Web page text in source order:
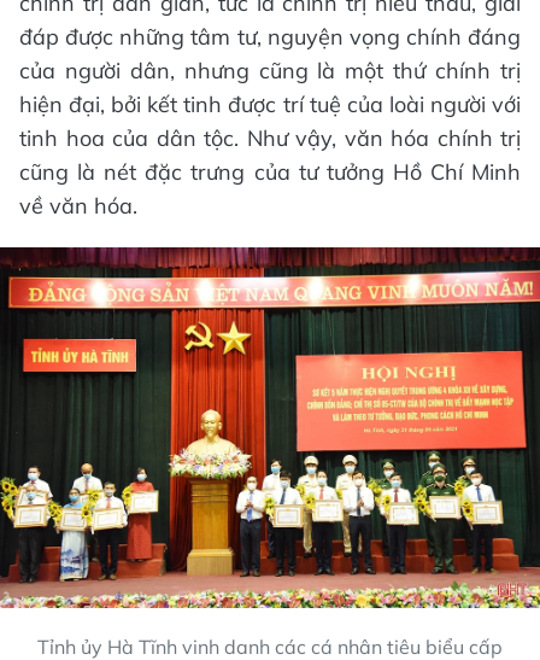
đáp được những tâm tư, nguyện vọng chính đáng
của người dân, nhưng cũng là một thứ chính trị
hiện đại, bởi kết tinh được trí tuệ của loài người với
tinh hoa của dân tộc. Như vậy, văn hóa chính trị
cũng là nét đặc trưng của tư tưởng Hồ Chí Minh
về văn hóa.
Tỉnh ủy Hà Tĩnh vinh danh các cá nhân tiêu biểu cấp